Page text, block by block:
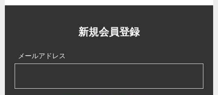
新規会員登録
メールアドレス